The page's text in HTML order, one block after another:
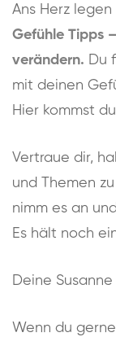
Ans Herz
Gefühle Tipps
verändern. Du
mit deinen
Hier kommst du
Vertraue dir,
und Themen
nimm es an
Es hält noch
Deine Susanne
Wenn du